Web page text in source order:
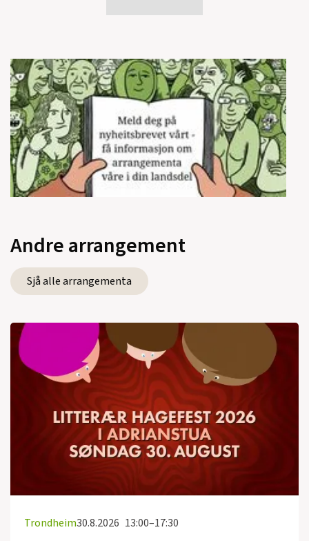
Andre arrangement
Sjå alle arrangementa
Trondheim30.8.2026 13:00–17:30